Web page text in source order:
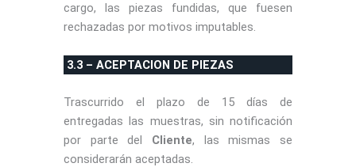
cargo, las piezas fundidas, que fuesen
rechazadas por motivos imputables.
3.3 – ACEPTACION DE PIEZAS
Trascurrido el plazo de 15 días de
entregadas las muestras, sin notificación
por parte del Cliente, las mismas se
considerarán aceptadas.